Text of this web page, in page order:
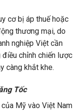
cơ bị áp thuế hoặc
thương mại, do
nghiệp Việt cần
chỉnh chiến lược
càng khắt khe.
Tốc
Mỹ vào Việt Nam